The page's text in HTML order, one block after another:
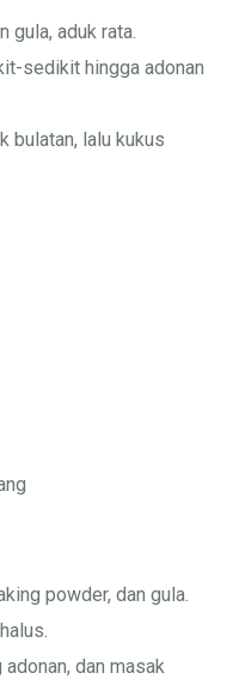
gula, aduk rata.
sedikit hingga adonan
bulatan, lalu kukus
powder, dan gula.
adonan, dan masak